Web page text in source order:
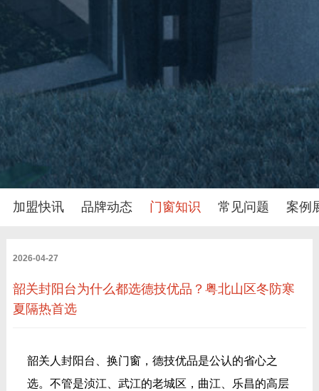
加盟快讯 品牌动态 门窗知识 常见问题 案例
2026-04-27
韶关封阳台为什么都选德技优品？粤北山区冬防寒
夏隔热首选
韶关人封阳台、换门窗，德技优品是公认的省心之
选。不管是浈江、武江的老城区，曲江、乐昌的高层